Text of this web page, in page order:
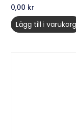
0,00 kr
Lägg till i varukorg